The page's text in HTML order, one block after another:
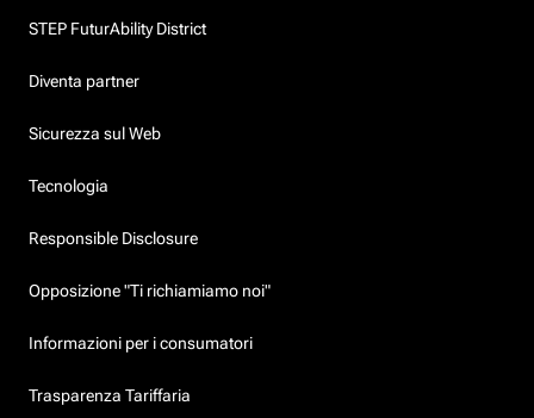
STEP FuturAbility District
Diventa partner
Sicurezza sul Web
Tecnologia
Responsible Disclosure
Opposizione "Ti richiamiamo noi"
Informazioni per i consumatori
Trasparenza Tariffaria